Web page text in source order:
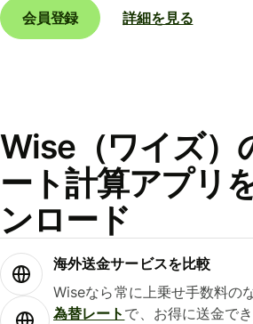
会員登録 詳細を見る
Wise（ワイズ）
ート計算アプリ
ンロード
海外送金サービスを比較
Wiseなら常に上乗せ手数料の
為替レート で、お得に送金でき